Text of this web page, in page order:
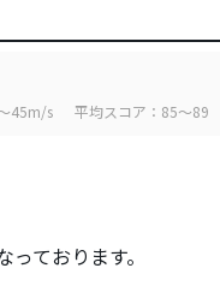
45m/s 平均スコア：85～89
ております。